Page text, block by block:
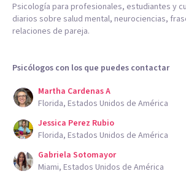
Psicología para profesionales, estudiantes y
diarios sobre salud mental, neurociencias,
relaciones de pareja.
Psicólogos con los que puedes contactar
Martha Cardenas A
Florida, Estados Unidos de América
Jessica Perez Rubio
Florida, Estados Unidos de América
Gabriela Sotomayor
Miami, Estados Unidos de América